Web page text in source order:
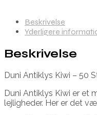
Beskrivelse
Yderligere
Beskrivelse
Duni Antiklys Kiwi – 50
Duni Antiklys Kiwi er et
lejligheder. Her er det